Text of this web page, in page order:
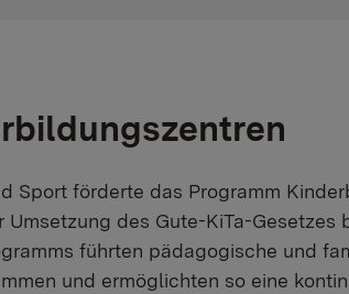
Sport förderte das Programm
des Gute-KiTa-
führten pädagogische und
und ermöglichten so eine